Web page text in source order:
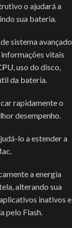
o ajudará a
sua bateria.
sistema avançado
vitais
, uso do disco,
da bateria.
rapidamente o
desempenho.
lo a estender a
a energia
alterando sua
inativos e
pelo Flash.